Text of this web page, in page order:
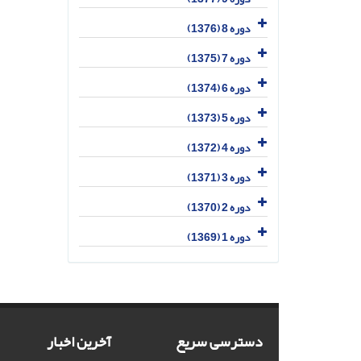
دوره 8 (1376)
دوره 7 (1375)
دوره 6 (1374)
دوره 5 (1373)
دوره 4 (1372)
دوره 3 (1371)
دوره 2 (1370)
دوره 1 (1369)
دسترسی سریع آخرین اخبار